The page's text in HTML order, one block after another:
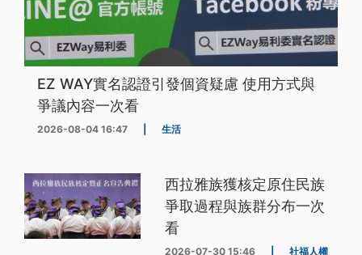
EZ WAY實名認證引發個資疑慮 使用方式與
爭議內容一次看
2026-08-04 16:47 生活
西拉雅族獲核定原住民族
爭取過程與族群分布一次
看
2026-07-30 15:46 社福人權